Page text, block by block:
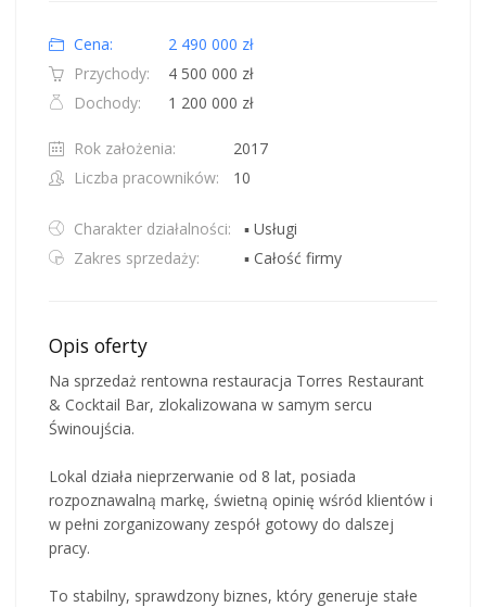
Cena:
2 490 000 zł
Przychody:
4 500 000 zł
Dochody:
1 200 000 zł
Rok założenia:
2017
Liczba pracowników:
10
Charakter działalności:
▪ Usługi
Zakres sprzedaży:
▪ Całość firmy
Opis oferty
Na sprzedaż rentowna restauracja Torres Restaurant
& Cocktail Bar, zlokalizowana w samym sercu
Świnoujścia.
Lokal działa nieprzerwanie od 8 lat, posiada
rozpoznawalną markę, świetną opinię wśród klientów i
w pełni zorganizowany zespół gotowy do dalszej
pracy.
To stabilny, sprawdzony biznes, który generuje stałe